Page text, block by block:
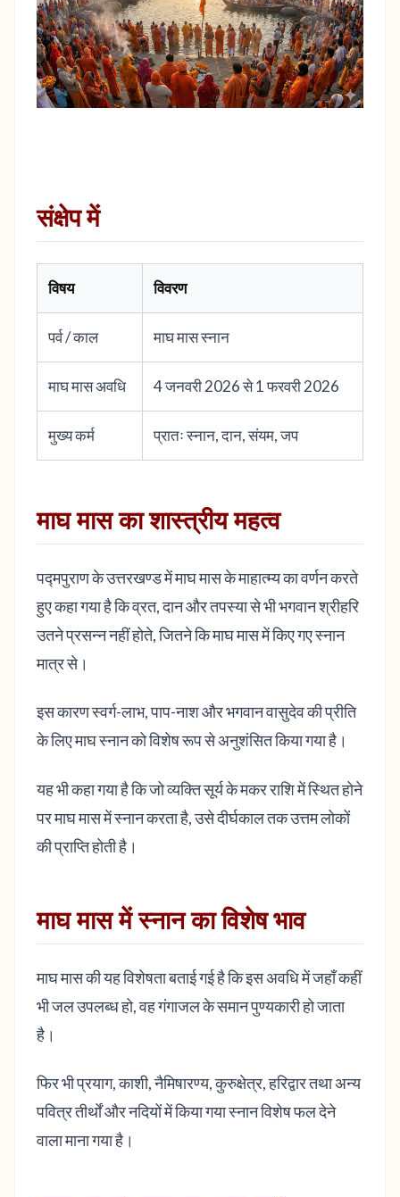
संक्षेप में
विषय विवरण
पर्व / काल माघ मास स्नान
माघ मास अवधि 4 जनवरी 2026 से 1 फरवरी 2026
मुख्य कर्म प्रातः स्नान, दान, संयम, जप
माघ मास का शास्त्रीय महत्व
पद्मपुराण के उत्तरखण्ड में माघ मास के माहात्म्य का वर्णन करते
हुए कहा गया है कि व्रत, दान और तपस्या से भी भगवान श्रीहरि
उतने प्रसन्न नहीं होते, जितने कि माघ मास में किए गए स्नान
मात्र से।
इस कारण स्वर्ग-लाभ, पाप-नाश और भगवान वासुदेव की प्रीति
के लिए माघ स्नान को विशेष रूप से अनुशंसित किया गया है।
यह भी कहा गया है कि जो व्यक्ति सूर्य के मकर राशि में स्थित होने
पर माघ मास में स्नान करता है, उसे दीर्घकाल तक उत्तम लोकों
की प्राप्ति होती है।
माघ मास में स्नान का विशेष भाव
माघ मास की यह विशेषता बताई गई है कि इस अवधि में जहाँ कहीं
भी जल उपलब्ध हो, वह गंगाजल के समान पुण्यकारी हो जाता
है।
फिर भी प्रयाग, काशी, नैमिषारण्य, कुरुक्षेत्र, हरिद्वार तथा अन्य
पवित्र तीर्थों और नदियों में किया गया स्नान विशेष फल देने
वाला माना गया है।